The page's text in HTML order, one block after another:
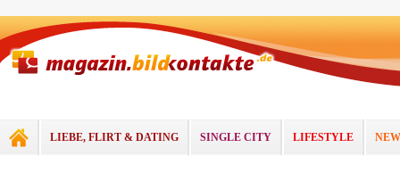
LIEBE, FLIRT & DATING SINGLE CITY LIFESTYLE